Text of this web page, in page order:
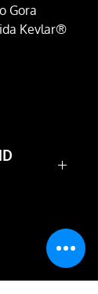
Gora
Kevlar®
exchange